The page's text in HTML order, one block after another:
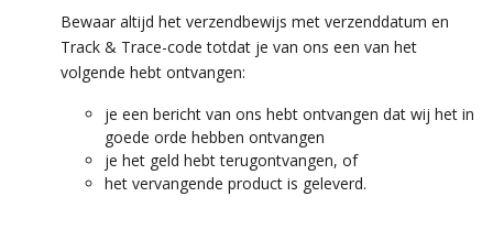
Bewaar altijd het verzendbewijs met verzenddatum en
Track & Trace-code totdat je van ons een van het
volgende hebt ontvangen:
je een bericht van ons hebt ontvangen dat wij het in
goede orde hebben ontvangen
je het geld hebt terugontvangen, of
het vervangende product is geleverd.